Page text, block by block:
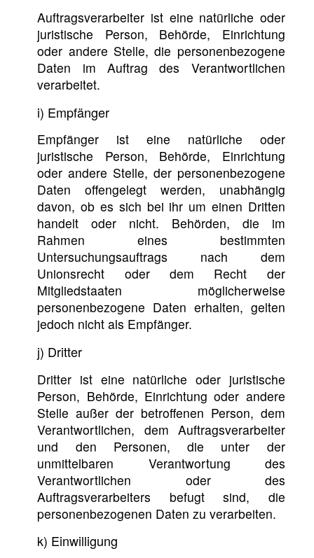
Auftragsverarbeiter ist eine natürliche oder
juristische Person, Behörde, Einrichtung
oder andere Stelle, die personenbezogene
Daten im Auftrag des Verantwortlichen
verarbeitet.
i) Empfänger
Empfänger ist eine natürliche oder
juristische Person, Behörde, Einrichtung
oder andere Stelle, der personenbezogene
Daten offengelegt werden, unabhängig
davon, ob es sich bei ihr um einen Dritten
handelt oder nicht. Behörden, die im
Rahmen eines bestimmten
Untersuchungsauftrags nach dem
Unionsrecht oder dem Recht der
Mitgliedstaaten möglicherweise
personenbezogene Daten erhalten, gelten
jedoch nicht als Empfänger.
j) Dritter
Dritter ist eine natürliche oder juristische
Person, Behörde, Einrichtung oder andere
Stelle außer der betroffenen Person, dem
Verantwortlichen, dem Auftragsverarbeiter
und den Personen, die unter der
unmittelbaren Verantwortung des
Verantwortlichen oder des
Auftragsverarbeiters befugt sind, die
personenbezogenen Daten zu verarbeiten.
k) Einwilligung